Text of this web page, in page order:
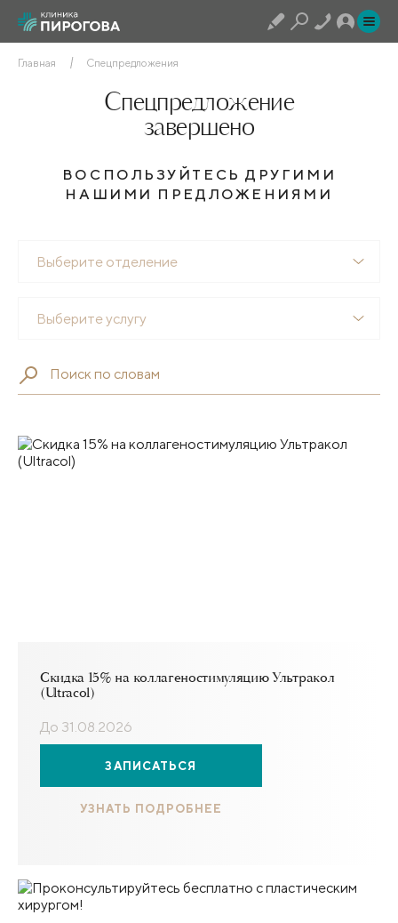
Главная Спецпредложения
Спецпредложение
завершено
ВОСПОЛЬЗУЙТЕСЬ ДРУГИМИ
НАШИМИ ПРЕДЛОЖЕНИЯМИ
Выберите отделение
Выберите услугу
Скидка 15% на коллагеностимуляцию Ультракол
(Ultracol)
До 31.08.2026
ЗАПИСАТЬСЯ
УЗНАТЬ ПОДРОБНЕЕ